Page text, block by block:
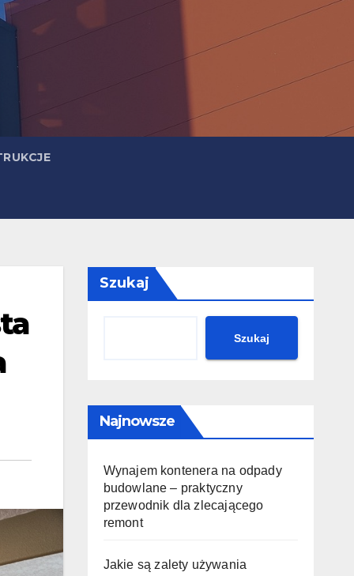
Szukaj
Szukaj
Najnowsze
Wynajem kontenera na odpady
budowlane – praktyczny
przewodnik dla zlecającego
remont
Jakie są zalety używania